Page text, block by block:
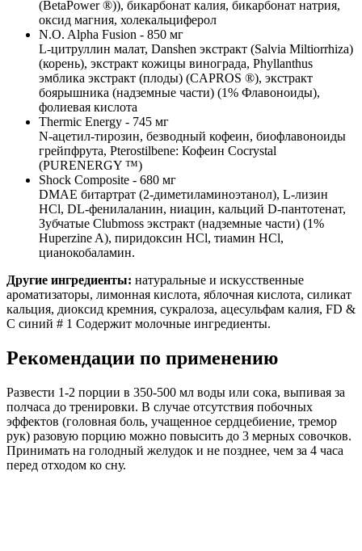
(BetaPower ®)), бикарбонат калия, бикарбонат натрия,
оксид магния, холекальциферол
N.O. Alpha Fusion - 850 мг
L-цитруллин малат, Danshen экстракт (Salvia Miltiorrhiza)
(корень), экстракт кожицы винограда, Phyllanthus
эмблика экстракт (плоды) (CAPROS ®), экстракт
боярышника (надземные части) (1% Флавоноиды),
фолиевая кислота
Thermic Energy - 745 мг
N-ацетил-тирозин, безводный кофеин, биофлавоноиды
грейпфрута, Pterostilbene: Кофеин Cocrystal
(PURENERGY ™)
Shock Composite - 680 мг
DMAE битартрат (2-диметиламиноэтанол), L-лизин
HCl, DL-фенилаланин, ниацин, кальций D-пантотенат,
Зубчатые Clubmoss экстракт (надземные части) (1%
Huperzine A), пиридоксин HCl, тиамин HCl,
цианокобаламин.
Другие ингредиенты: натуральные и искусственные
ароматизаторы, лимонная кислота, яблочная кислота, силикат
кальция, диоксид кремния, сукралоза, ацесульфам калия, FD &
C синий # 1 Содержит молочные ингредиенты.
Рекомендации по применению
Развести 1-2 порции в 350-500 мл воды или сока, выпивая за
полчаса до тренировки. В случае отсутствия побочных
эффектов (головная боль, учащенное сердцебиение, тремор
рук) разовую порцию можно повысить до 3 мерных совочков.
Принимать на голодный желудок и не позднее, чем за 4 часа
перед отходом ко сну.